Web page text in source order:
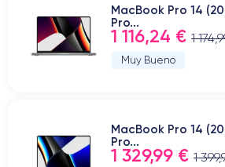
MacBook Pro 14
Pro...
1 116,24 € 1
Muy Bueno
MacBook Pro 14
Pro...
1 329,99 € 1